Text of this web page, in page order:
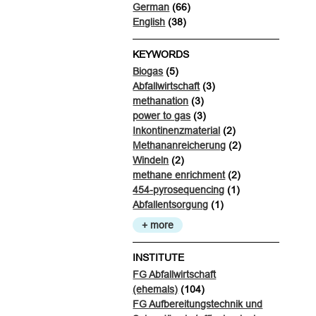
German (66)
English (38)
KEYWORDS
Biogas (5)
Abfallwirtschaft(3)
methanation (3)
power to gas (3)
Inkontinenzmaterial (2)
Methananreicherung (2)
Windeln (2)
methane enrichment(2)
454-pyrosequencing (1)
Abfallentsorgung (1)
+ more
INSTITUTE
FG Abfallwirtschaft
(ehemals) (104)
FG Aufbereitungstechnik und